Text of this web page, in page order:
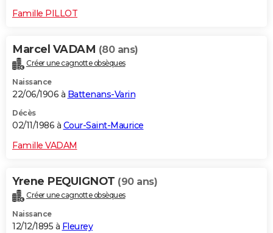
Famille PILLOT
Marcel VADAM (80 ans)
Créer une cagnotte obsèques
Naissance
22/06/1906 à Battenans-Varin
Décès
02/11/1986 à Cour-Saint-Maurice
Famille VADAM
Yrene PEQUIGNOT (90 ans)
Créer une cagnotte obsèques
Naissance
12/12/1895 à Fleurey